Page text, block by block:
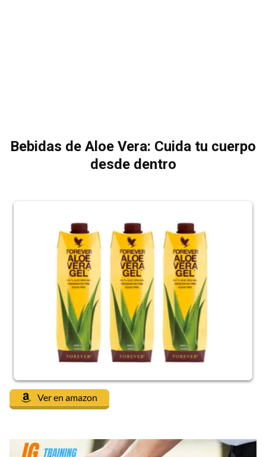
Bebidas de Aloe Vera: Cuida tu cuerpo
desde dentro
Ver en amazon